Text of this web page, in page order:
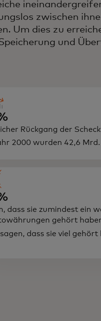
zwischen
Um dies zu
und
Rückgang der
2000 wurden 42,6
dass sie zumindest ein
gehört
dass sie viel gehört